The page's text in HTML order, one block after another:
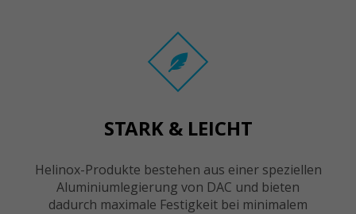
STARK & LEICHT
Helinox-Produkte bestehen aus einer speziellen
Aluminiumlegierung von DAC und bieten
dadurch maximale Festigkeit bei minimalem